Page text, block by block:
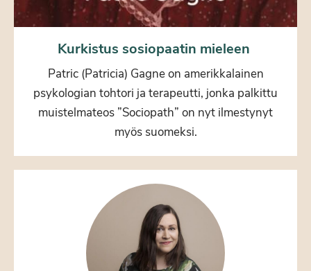
Kurkistus sosiopaatin mieleen
Patric (Patricia) Gagne on amerikkalainen
psykologian tohtori ja terapeutti, jonka palkittu
muistelmateos ”Sociopath” on nyt ilmestynyt
myös suomeksi.